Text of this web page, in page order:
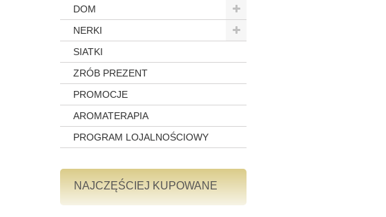
DOM
NERKI
SIATKI
ZRÓB PREZENT
PROMOCJE
AROMATERAPIA
PROGRAM LOJALNOŚCIOWY
NAJCZĘŚCIEJ KUPOWANE